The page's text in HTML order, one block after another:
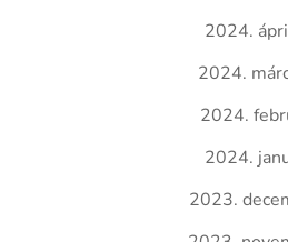
2024.
2024.
2024.
2024.
2023.